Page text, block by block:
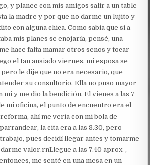
y planee con mis amigos salir a un table
la madre y por que no darme un lujito y
con alguna chica. Como sabia que si a
mis planes se enojaría, pensé, una
hace falta mamar otros senos y tocar
el tan ansiado viernes, mi esposa se
le dije que no era necesario, que
su consultorio. Ella no puso mayor
y me dio la bendición. El vienes a las 7
mi oficina, el punto de encuentro era el
ahí me vería con mi bola de
la cita era a las 8.30, pero
pues decidí llegar antes y tomarme
valor.rnLlegue a las 7.40 aprox. ,
me senté en una mesa en un